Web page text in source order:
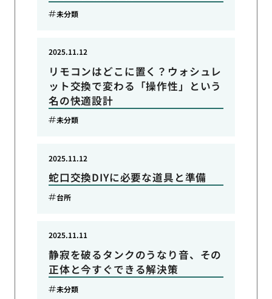
未分類
リモコンはどこに置く？ウォシュレ
ット交換で変わる「操作性」という
名の快適設計
2025.11.12
未分類
蛇口交換DIYに必要な道具と準備
2025.11.12
台所
静寂を破るタンクのうなり音、その
正体と今すぐできる解決策
2025.11.11
未分類